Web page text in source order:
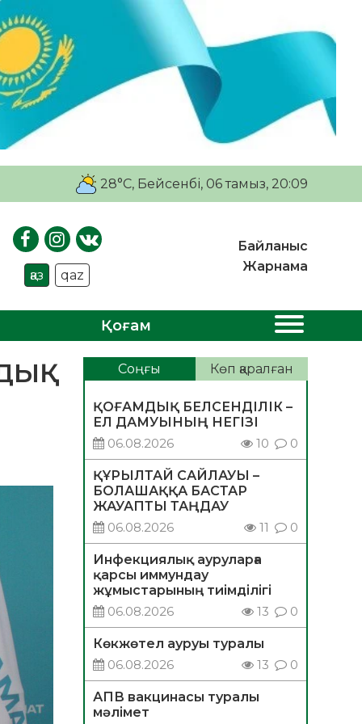
28°C, Бейсенбі, 06 тамыз, 20:09
қаз qaz
Байланыс
Жарнама
Қоғам
Соңғы Көп қаралған
ҚОҒАМДЫҚ БЕЛСЕНДІЛІК –
ЕЛ ДАМУЫНЫҢ НЕГІЗІ
06.08.2026
10 0
ҚҰРЫЛТАЙ САЙЛАУЫ –
БОЛАШАҚҚА БАСТАР
ЖАУАПТЫ ТАҢДАУ
06.08.2026
11 0
Инфекциялық ауруларға
қарсы иммундау
жұмыстарының тиімділігі
06.08.2026
13 0
Көкжөтел ауруы туралы
06.08.2026
13 0
АПВ вакцинасы туралы
мәлімет